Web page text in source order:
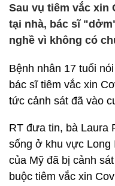
Sau vụ tiêm vắc xin
tại nhà, bác sĩ
nghề vì không có
Bệnh nhân 17 tuổi
bác sĩ tiêm vắc xin
tức cảnh sát đã vào
RT đưa tin, bà Laura
sống ở khu vực Long
của Mỹ đã bị cảnh
buộc tiêm vắc xin